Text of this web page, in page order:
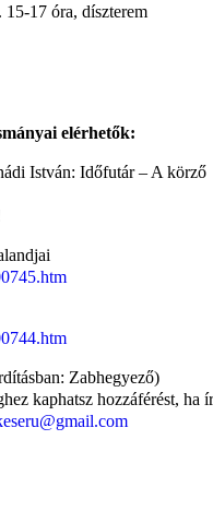
17 óra, díszterem
elérhetők:
István: Időfutár – A körző
Zabhegyező)
kaphatsz hozzáférést, ha